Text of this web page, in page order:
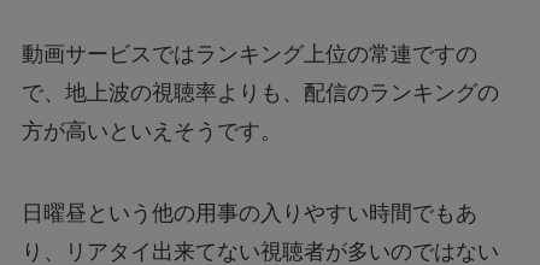
動画サービスではランキング上位の常連ですの
で、地上波の視聴率よりも、配信のランキングの
方が高いといえそうです。
日曜昼という他の用事の入りやすい時間でもあ
り、リアタイ出来てない視聴者が多いのではない